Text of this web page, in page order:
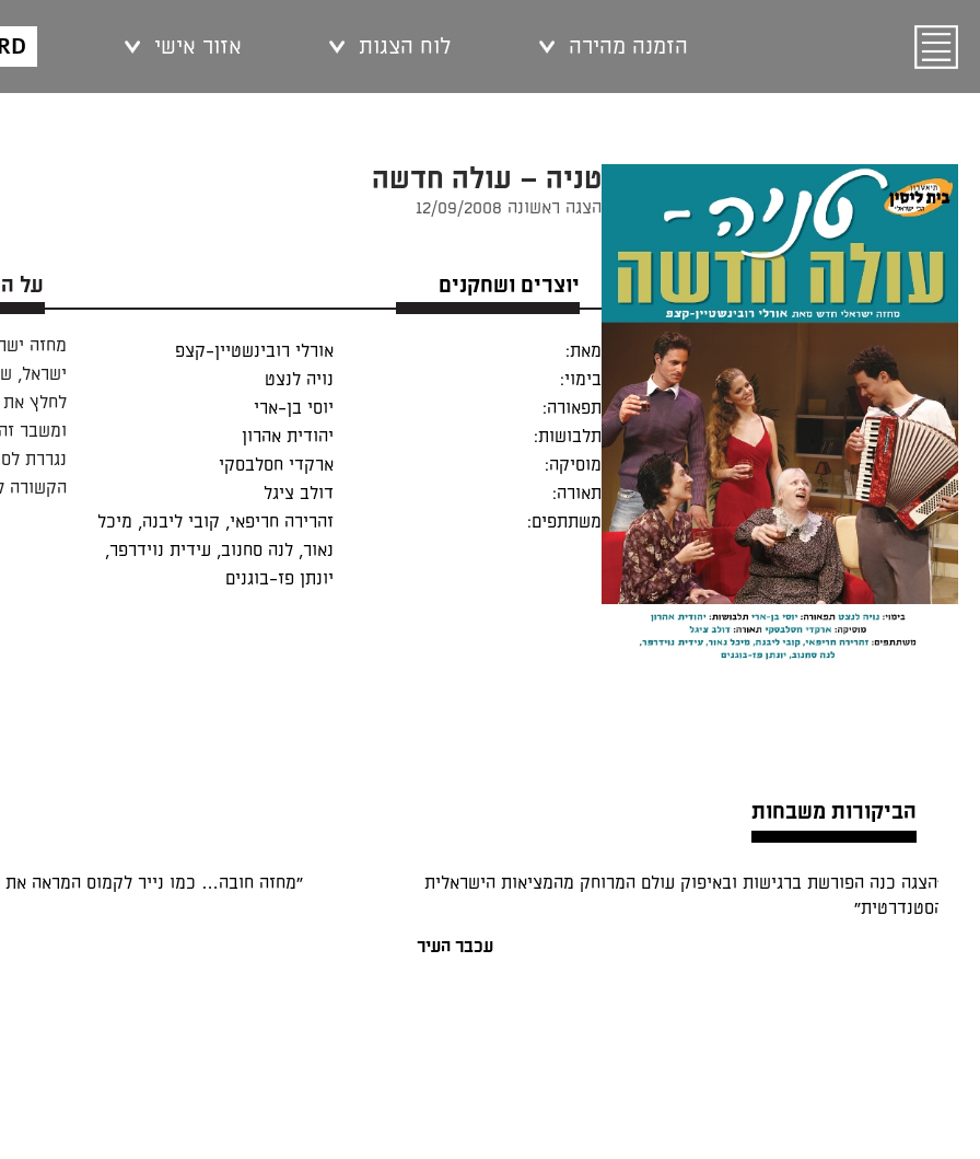
הזמנה מהירה לוח הצגות אזור אישי
טניה – עולה חדשה
הצגה ראשונה 12/09/2008
על
מחזה
לחלץ את
ומשבר
נגררת
הקשורה
יוצרים ושחקנים
מאת:
אורלי רובינשטיין-קצפ
בימוי:
נויה לנצט
תפאורה:
יוסי בן-ארי
תלבושות:
יהודית אהרון
מוסיקה:
ארקדי חסלבסקי
תאורה:
דולב ציגל
משתתפים:
זהרירה חריפאי קובי ליבנה
מיכל
נאור
לנה סחנוב עידית נוידרפר
יונתן פז-בוגנים
הביקורות משבחות
"מחזה חובה… כמו נייר לקמוס המראה את תהליך הקליטה לאמיתו" "הצגה כובשת ומהנה… משחק אמין